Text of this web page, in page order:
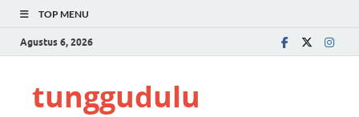
TOP MENU
Agustus 6, 2026
tunggudulu